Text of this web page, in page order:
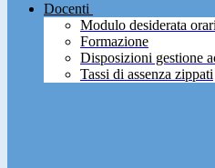
Docenti
Modulo desiderata
Formazione
Disposizioni gestione
Tassi di assenza zippati